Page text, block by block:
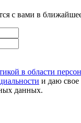
с вами в
в области
и даю свое
данных.